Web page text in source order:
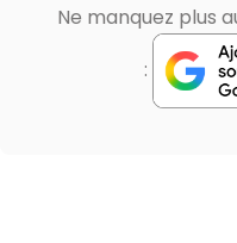
Ne manquez plus
: